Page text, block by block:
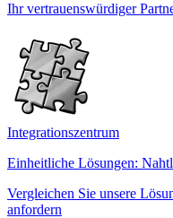
Ihr vertrauenswürdiger
Integrationszentrum
Einheitliche Lösungen:
Vergleichen Sie unsere
anfordern